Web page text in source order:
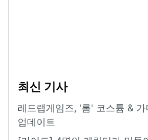
최신 기사
레드랩게임즈, '롬' 코스튬 &
업데이트